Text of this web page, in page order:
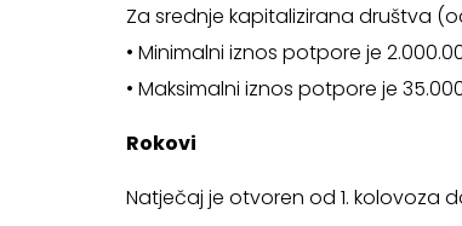
Za srednje kapitalizirana društva
• Minimalni iznos potpore je
• Maksimalni iznos potpore je
Rokovi
Natječaj je otvoren od 1. kolovoza